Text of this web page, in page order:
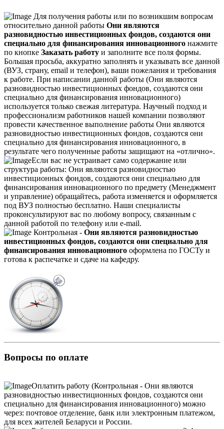
Для получения работы или по возникшим вопросам
относительно данной работы Они являются
разновидностью инвестиционных фондов, создаются они
специально для финансирования инновационного нажмите
по кнопке Заказать работу и заполните все поля формы.
Большая просьба, аккуратно заполнять и указывать все данной
(ВУЗ, страну, email и телефон), ваши пожелания и требования
к работе. При написании данной работы (Они являются
разновидностью инвестиционных фондов, создаются они
специально для финансирования инновационного)
используется только свежая литература. Научный подход и
профессионализм работников нашей компании позволяют
провести качественное выполнение работы Они являются
разновидностью инвестиционных фондов, создаются они
специально для финансирования инновационного, в
результате чего полученные работы защищают на «отлично».
Если вас не устраивает само содержание или
структура работы: Они являются разновидностью
инвестиционных фондов, создаются они специально для
финансирования инновационного по предмету (Менеджмент
и управление) обращайтесь, работа изменяется и оформляется
под ВУЗ полностью бесплатно. Наши специалисты
проконсультируют вас по любому вопросу, связанным с
данной работой по телефону или e-mail.
Контрольная - Они являются разновидностью
инвестиционных фондов, создаются они специально для
финансирования инновационного оформлена по ГОСТу и
готова к распечатке и сдаче на кафедру.
Вопросы по оплате
Оплатить работу (Контрольная - Они являются
разновидностью инвестиционных фондов, создаются они
специально для финансирования инновационного) можно
через: почтовое отделение, банк или электронным платежом,
для всех жителей Беларуси и России.